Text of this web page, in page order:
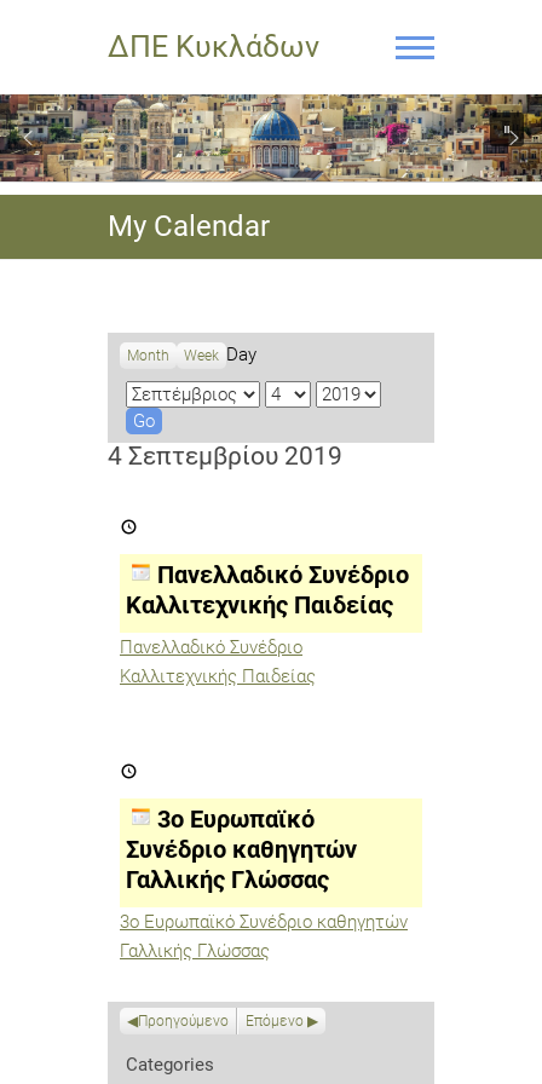
ΔΠΕ Κυκλάδων
My Calendar
Month Week Day
M
o
n
D
y
Y
a
4 Σεπτεμβρίου 2019
Συνέδριο
ΠαιδείαςΠανελλαδικό Συνέδριο
Καλλιτεχνικής Παιδείας
Πανελλαδικό Συνέδριο
Καλλιτεχνικής Παιδείας
Ευρωπαϊκό
καθηγητών
Γαλλικής
Γλώσσας
3ο Ευρωπαϊκό
Συνέδριο καθηγητών
Γαλλικής Γλώσσας
3ο Ευρωπαϊκό Συνέδριο καθηγητών
Γαλλικής Γλώσσας
Προηγούμενο Επόμενο
Categories